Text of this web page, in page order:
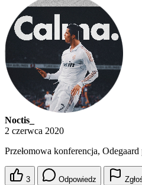
Noctis_
2 czerwca 2020
Przełomowa konferencja,
3 Odpowiedz